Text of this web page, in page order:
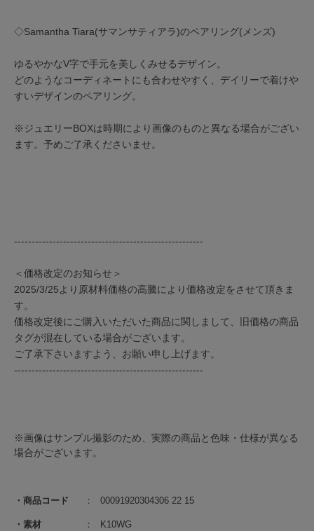
商品コード 00091920304306 22 15
素材 K10WG
◇Samantha Tiara(サマンサティアラ)のペアリング(メンズ)
ゆるやかなV字で手元を美しくみせるデザイン。
どのようなコーディネートにも合わせやすく、デイリーで着けや
すいデザインのペアリング。
※ジュエリーBOXは時期により画像のものと異なる場合がござい
ます。予めご了承くださいませ。
------------------------------------------------------
＜価格改定のお知らせ＞
2025/3/25より原材料価格の高騰により価格改定をさせて頂きま
す。
価格改定後にご購入いただいた商品に関しまして、旧価格の商品
タグが混在している場合がございます。
ご了承下さいますよう、お願い申し上げます。
------------------------------------------------------
※画像はサンプル撮影のため、実際の商品と色味・仕様が異なる
場合がございます。